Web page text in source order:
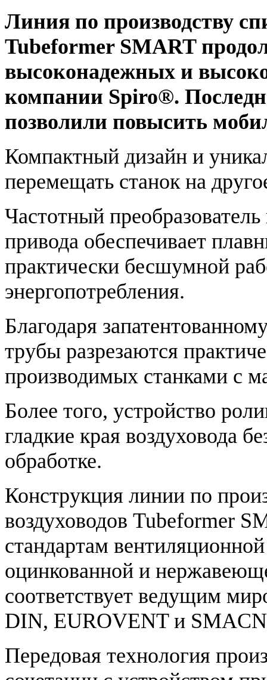
Линия по производству
Tubeformer SMART
высоконадежных и
компании Spiro®.
позволили повысить
Компактный дизайн и
перемещать станок на
Частотный
привода обеспечивает
практически бесшумной
энергопотребления.
Благодаря
трубы разрезаются
производимых станками с
Более того, устройство
гладкие края воздуховода
обработке.
Конструкция линии по
воздуховодов Tubeformer
стандартам
оцинкованной и
соответствует ведущим
DIN, EUROVENT и
Передовая технология